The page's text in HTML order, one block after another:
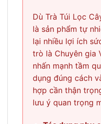
Dù Trà Túi Lọc
là sản phẩm tự
lại nhiều lợi ích
trò là Chuyên gia
nhấn mạnh tầm
dụng đúng cách
hợp cần thận
lưu ý quan trọng